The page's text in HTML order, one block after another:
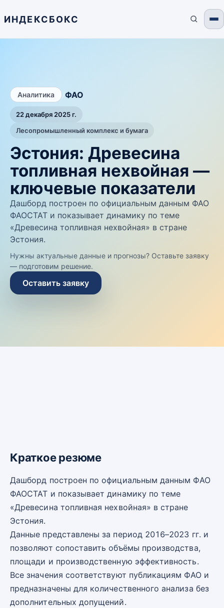
ИНДЕКСБОКС
Аналитика ФАО
22 декабря 2025 г.
Лесопромышленный комплекс и бумага
Эстония: Древесина
топливная нехвойная —
ключевые показатели
Дашборд построен по официальным данным ФАО
ФАОСТАТ и показывает динамику по теме
«Древесина топливная нехвойная» в стране
Эстония.
Нужны актуальные данные и прогнозы? Оставьте заявку
— подготовим решение.
Оставить заявку
Краткое резюме
Дашборд построен по официальным данным ФАО
ФАОСТАТ и показывает динамику по теме
«Древесина топливная нехвойная» в стране
Эстония.
Данные представлены за период 2016–2023 гг. и
позволяют сопоставить объёмы производства,
площади и производственную эффективность.
Все значения соответствуют публикациям ФАО и
предназначены для количественного анализа без
дополнительных допущений.